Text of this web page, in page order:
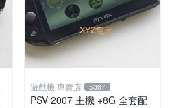
遊戲機 專賣店 5387
PSV 2007 主機 +8G 全套配